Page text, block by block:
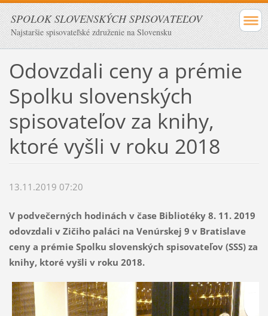
SPOLOK SLOVENSKÝCH SPISOVATEĽOV
Najstaršie spisovateľské združenie na Slovensku
Odovzdali ceny a prémie
Spolku slovenských
spisovateľov za knihy,
ktoré vyšli v roku 2018
13.11.2019 07:20
V podvečerných hodinách v čase Bibliotéky 8. 11. 2019
odovzdali v Zičiho paláci na Venúrskej 9 v Bratislave
ceny a prémie Spolku slovenských spisovateľov (SSS) za
knihy, ktoré vyšli v roku 2018.